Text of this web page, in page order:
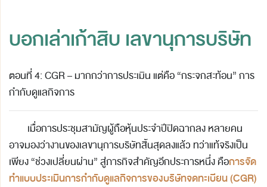
บอกเล่าเก้าสิบ เลขานุการบริษัท
ตอนที่ 4: CGR – มากกว่าการประเมิน แต่คือ “กระจกสะท้อน” การ
กำกับดูแลกิจการ
เมื่อการประชุมสามัญผู้ถือหุ้นประจำปีปิดฉากลง หลายคน
อาจมองว่างานของเลขานุการบริษัทสิ้นสุดลงแล้ว ทว่าแท้จริงเป็น
เพียง “ช่วงเปลี่ยนผ่าน” สู่ภารกิจสำคัญอีกประการหนึ่ง คือการจัด
ทำแบบประเมินการกำกับดูแลกิจการของบริษัทจดทะเบียน (CGR)